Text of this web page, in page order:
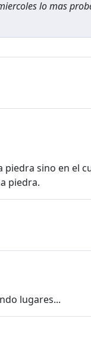
lo mas
sino en
piedra.
lugares...